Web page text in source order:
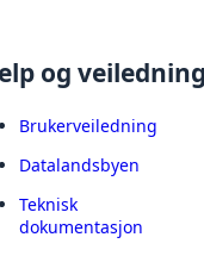
og
Brukerveiledning
Datalandsbyen
Teknisk
dokumentasjon